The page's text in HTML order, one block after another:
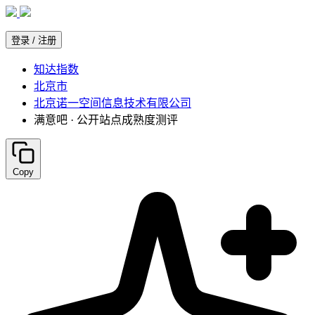
知达指数
北京市
北京诺一空间信息技术有限公司
满意吧 · 公开站点成熟度测评
Copy